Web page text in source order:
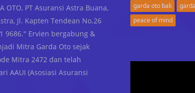
OTO, PT Asuransi Astra Buana,
Jl. Kapten Tendean No.26
9686." Ervien bergabung &
Mitra Garda Oto sejak
Mitra 2472 dan telah
AAUI (Asosiasi Asuransi
garda oto bali
peace of mind